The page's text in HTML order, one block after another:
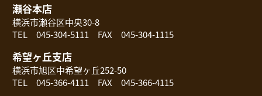
瀬谷本店
横浜市瀬谷区中央30-8
TEL 045-304-5111 FAX 045-304-1115
希望ヶ丘支店
横浜市旭区中希望ヶ丘252-50
TEL 045-366-4111 FAX 045-366-4115